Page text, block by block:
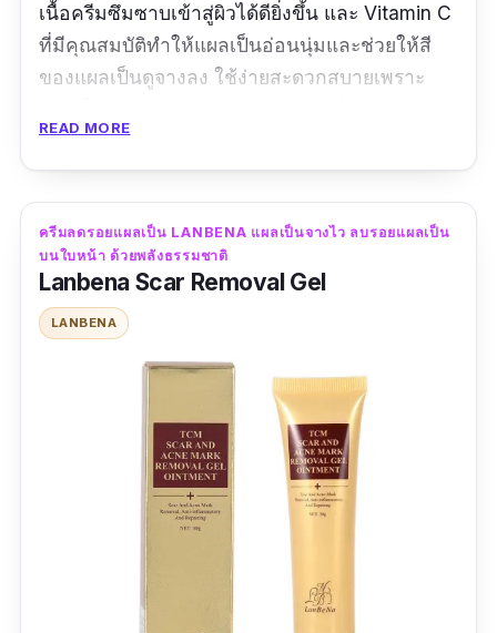
เนื้อครีมซึมซาบเข้าสู่ผิวได้ดียิ่งขึ้น และ Vitamin C
ที่มีคุณสมบัติทำให้แผลเป็นอ่อนนุ่มและช่วยให้สี
ของแผลเป็นดูจางลง ใช้ง่ายสะดวกสบายเพราะ
หน้าต่อได้ ไม่ต้องรอนาน แถมยาทาแผลเป็นตัวนี้
ยังสามารช่วยรักษาได้กับทุกรอย ไม่ว่าจะเป็นแผล
ไฟไหม้ น้ำร้อนลวก แผลเป็นจากการผ่าตัด แผลนูน
หรือแผลคีลอยด์ก็ตามที
รีวิวจากผู้ใช้จริง:
"สินค้าดีๆ แนะนำสำหรับลดรอยแผลเป็น ตามที่
แนะนำให้ใช้แผลใหม่ที่แห้งสนิทแล้ว ช่วยลดรอย
แผลเป็นได้อย่างเห็นผลจริงๆ"
READ MORE
ครีมลดรอยแผลเป็น LANBENA แผลเป็นจางไว ลบรอยแผลเป็น
บนใบหน้า ด้วยพลังธรรมชาติ
Lanbena Scar Removal Gel
LANBENA